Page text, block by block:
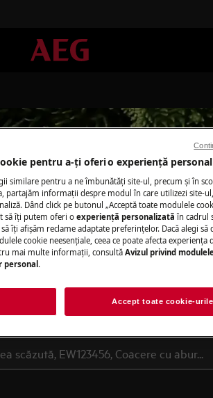
EcoDesign
articolele noastre de suport
pentru a-ţi oferi o experienţă
similare pentru a ne îmbunătăţi site-ul, precum și în
partajăm informaţii despre modul în care utilizezi site-
Dând click pe butonul „Acceptă toate modulele
să îţi putem oferi o experienţă personalizată în cadrul
să îţi afișăm reclame adaptate preferinţelor. Dacă alegi să
cookie neesenţiale, ceea ce poate afecta experienţa
mai multe informaţii, consultă Avizul privind
.
Accept toate cookie-urile